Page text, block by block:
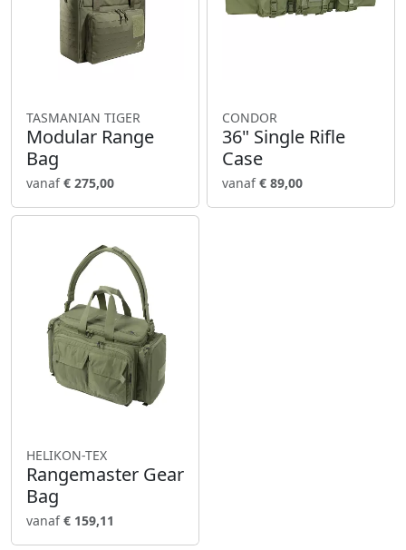
TASMANIAN TIGER
Modular Range
Bag
vanaf€ 275,00
CONDOR
36" Single Rifle
Case
vanaf€ 89,00
HELIKON-TEX
Rangemaster Gear
Bag
vanaf€ 159,11